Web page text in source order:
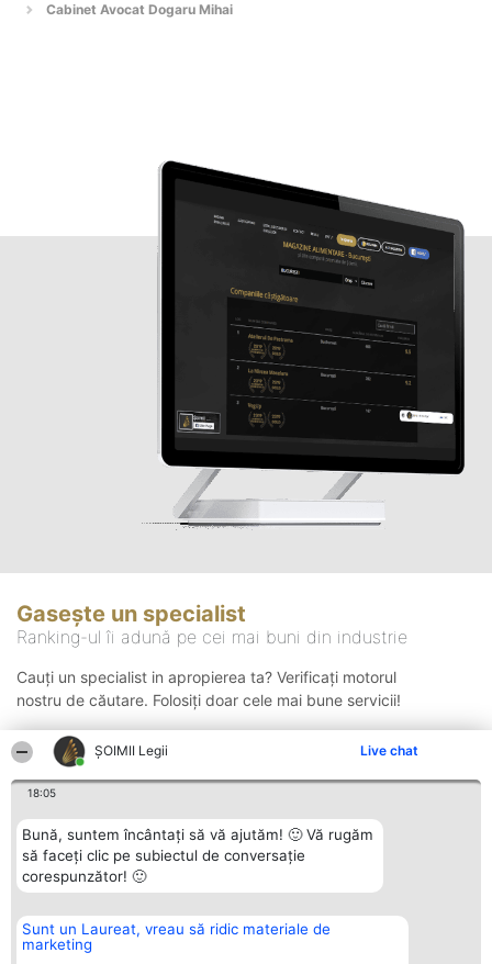
ȘOIMII Legii Live chat
18:05
Bună, suntem încântați să vă ajutăm! 🙂 Vă rugăm
să faceți clic pe subiectul de conversație
corespunzător! 🙂
Sunt un Laureat, vreau să ridic materiale de
marketing
Cabinet Avocat Dogaru Mihai
Gasește un specialist
Ranking-ul îi adună pe cei mai buni din industrie
Cauți un specialist in apropierea ta? Verificați motorul
nostru de căutare. Folosiți doar cele mai bune servicii!
Organizator Ranking
BRIGHT SOLUTIONS BR SRL
Plebiscyt Contact